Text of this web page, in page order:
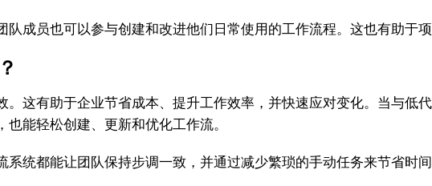
成员也可以参与创建和改进他们日常使用的工作流程。这也有助于项
这有助于企业节省成本、提升工作效率，并快速应对变化。当与低
能轻松创建、更新和优化工作流。
统都能让团队保持步调一致，并通过减少繁琐的手动任务来节省时间